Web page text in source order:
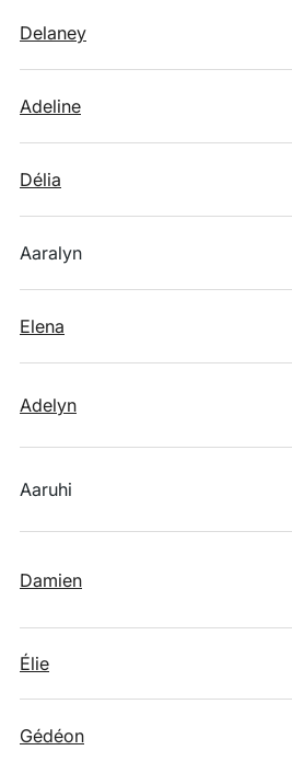
Delaney
Adeline
Délia
Aaralyn
Elena
Adelyn
Aaruhi
Damien
Élie
Gédéon